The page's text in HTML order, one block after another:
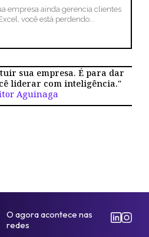
empresa ainda gerencia clientes
você está perdendo...
sua empresa. É para dar
liderar com inteligência."
Aguinaga
O agora acontece nas
redes